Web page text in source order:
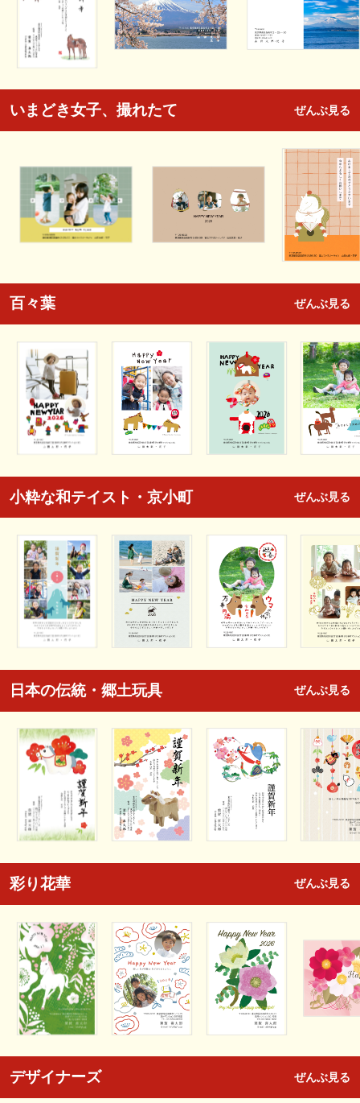
いまどき女子、撮れたて ぜんぶ見る
百々葉 ぜんぶ見る
小粋な和テイスト・京小町 ぜんぶ見る
日本の伝統・郷土玩具 ぜんぶ見る
彩り花華 ぜんぶ見る
デザイナーズ ぜんぶ見る